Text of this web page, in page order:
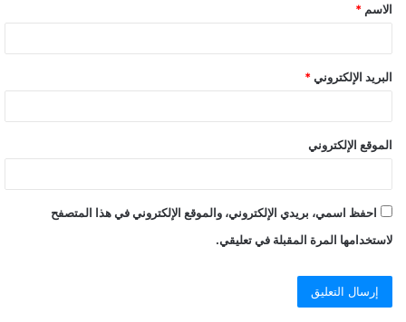
الاسم *
البريد الإلكتروني *
الموقع الإلكتروني
احفظ اسمي، بريدي الإلكتروني، والموقع الإلكتروني في هذا المتصفح
لاستخدامها المرة المقبلة في تعليقي.